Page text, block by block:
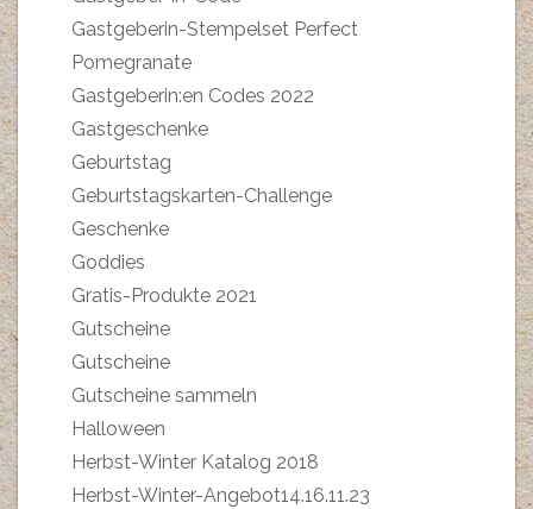
Gastgeberin-Stempelset Perfect
Pomegranate
Gastgeberin:en Codes 2022
Gastgeschenke
Geburtstag
Geburtstagskarten-Challenge
Geschenke
Goddies
Gratis-Produkte 2021
Gutscheine
Gutscheine
Gutscheine sammeln
Halloween
Herbst-Winter Katalog 2018
Herbst-Winter-Angebot14.16.11.23